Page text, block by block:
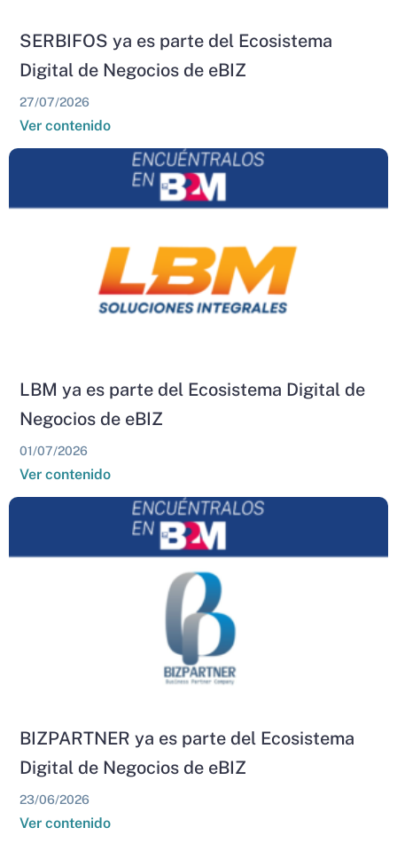
SERBIFOS ya es parte del Ecosistema
Digital de Negocios de eBIZ
27/07/2026
Ver contenido
LBM ya es parte del Ecosistema Digital de
Negocios de eBIZ
01/07/2026
Ver contenido
BIZPARTNER ya es parte del Ecosistema
Digital de Negocios de eBIZ
23/06/2026
Ver contenido